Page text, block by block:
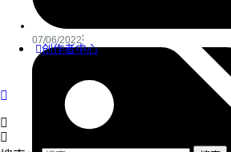
创作者中心
07/06/2022